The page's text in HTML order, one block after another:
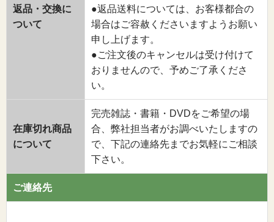
返品・交換に
ついて
●返品送料については、お客様都合の
場合はご容赦くださいますようお願い
申し上げます。
●ご注文後のキャンセルは受け付けて
おりませんので、予めご了承くださ
い。
在庫切れ商品
について
完売雑誌・書籍・DVDをご希望の場
合、弊社担当者がお調べいたしますの
で、下記の連絡先までお気軽にご相談
下さい。
ご連絡先